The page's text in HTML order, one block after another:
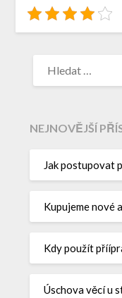
NEJNOVĚJŠÍ
Jak postupovat
Kupujeme nové
Kdy použít
Úschova věcí u